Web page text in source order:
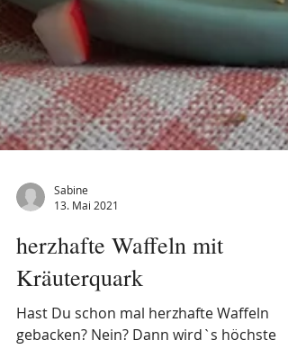
Sabine
herzhafte Waffeln mit
Kräuterquark
Hast Du schon mal herzhafte Waffeln